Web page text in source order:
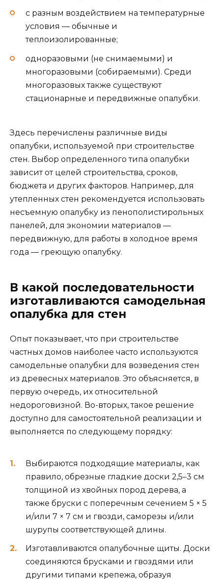
с разным воздействием на температурные
условия — обычные и
теплоизолированные;
одноразовыми (не снимаемыми) и
многоразовыми (собираемыми). Среди
многоразовых также существуют
стационарные и передвижные опалубки.
Здесь перечислены различные виды
опалубки, используемой при строительстве
стен. Выбор определенного типа опалубки
зависит от целей строительства, сроков,
бюджета и других факторов. Например, для
утепленных стен рекомендуется использовать
несъемную опалубку из пенополистирольных
панелей, для экономии материалов —
передвижную, для работы в холодное время
года — греющую опалубку.
В какой последовательности
изготавливаются самодельная
опалубка для стен
Опыт показывает, что при строительстве
частных домов наиболее часто используются
самодельные опалубки для возведения стен
из древесных материалов. Это объясняется, в
первую очередь, их относительной
недороговизной. Во-вторых, такое решение
доступно для самостоятельной реализации и
выполняется по следующему порядку:
Выбираются подходящие материалы, как
правило, обрезные гладкие доски 2,5–3 см
толщиной из хвойных пород дерева, а
также бруски с поперечным сечением 5 × 5
и/или 7 × 7 см и гвозди, саморезы и/или
шурупы соответствующей длины.
Изготавливаются опалубочные щиты. Доски
соединяются брусками и гвоздями или
другими типами крепежа, образуя